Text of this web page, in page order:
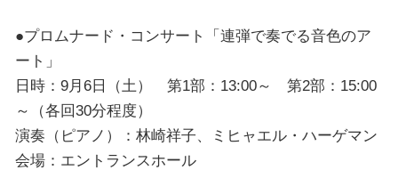
●プロムナード・コンサート「連弾で奏でる音色のア
ート」
日時：9月6日（土） 第1部：13:00～ 第2部：15:00
～（各回30分程度）
演奏（ピアノ）：林崎祥子、ミヒャエル・ハーゲマン
会場：エントランスホール